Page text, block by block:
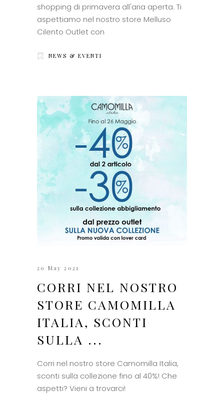
shopping di primavera all'aria aperta. Ti
aspettiamo nel nostro store Melluso
Cilento Outlet con
NEWS & EVENTI
20 May 2021
CORRI NEL NOSTRO
STORE CAMOMILLA
ITALIA, SCONTI
SULLA ...
Corri nel nostro store Camomilla Italia,
sconti sulla collezione fino al 40%! Che
aspetti? Vieni a trovarci!